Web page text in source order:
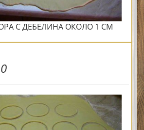
С ДЕБЕЛИНА ОКОЛО 1 СМ